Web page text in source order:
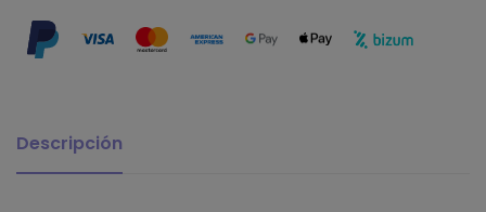
Descripción